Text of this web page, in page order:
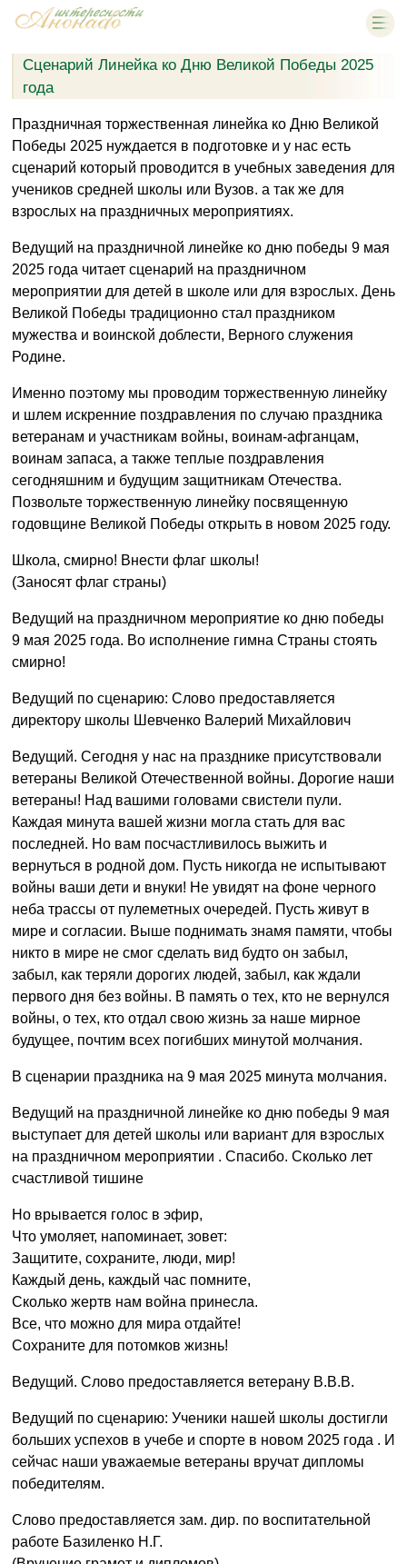
Сценарий Линейка ко Дню Великой Победы 2025
года
Праздничная торжественная линейка ко Дню Великой
Победы 2025 нуждается в подготовке и у нас есть
сценарий который проводится в учебных заведения для
учеников средней школы или Вузов. а так же для
взрослых на праздничных мероприятиях.
Ведущий на праздничной линейке ко дню победы 9 мая
2025 года читает сценарий на праздничном
мероприятии для детей в школе или для взрослых. День
Великой Победы традиционно стал праздником
мужества и воинской доблести, Верного служения
Родине.
Именно поэтому мы проводим торжественную линейку
и шлем искренние поздравления по случаю праздника
ветеранам и участникам войны, воинам-афганцам,
воинам запаса, а также теплые поздравления
сегодняшним и будущим защитникам Отечества.
Позвольте торжественную линейку посвященную
годовщине Великой Победы открыть в новом 2025 году.
Школа, смирно! Внести флаг школы!
(Заносят флаг страны)
Ведущий на праздничном мероприятие ко дню победы
9 мая 2025 года. Во исполнение гимна Страны стоять
смирно!
Ведущий по сценарию: Слово предоставляется
директору школы Шевченко Валерий Михайлович
Ведущий. Сегодня у нас на празднике присутствовали
ветераны Великой Отечественной войны. Дорогие наши
ветераны! Над вашими головами свистели пули.
Каждая минута вашей жизни могла стать для вас
последней. Но вам посчастливилось выжить и
вернуться в родной дом. Пусть никогда не испытывают
войны ваши дети и внуки! Не увидят на фоне черного
неба трассы от пулеметных очередей. Пусть живут в
мире и согласии. Выше поднимать знамя памяти, чтобы
никто в мире не смог сделать вид будто он забыл,
забыл, как теряли дорогих людей, забыл, как ждали
первого дня без войны. В память о тех, кто не вернулся
войны, о тех, кто отдал свою жизнь за наше мирное
будущее, почтим всех погибших минутой молчания.
В сценарии праздника на 9 мая 2025 минута молчания.
Ведущий на праздничной линейке ко дню победы 9 мая
выступает для детей школы или вариант для взрослых
на праздничном мероприятии . Спасибо. Сколько лет
счастливой тишине
Но врывается голос в эфир,
Что умоляет, напоминает, зовет:
Защитите, сохраните, люди, мир!
Каждый день, каждый час помните,
Сколько жертв нам война принесла.
Все, что можно для мира отдайте!
Сохраните для потомков жизнь!
Ведущий. Слово предоставляется ветерану В.В.В.
Ведущий по сценарию: Ученики нашей школы достигли
больших успехов в учебе и спорте в новом 2025 года . И
сейчас наши уважаемые ветераны вручат дипломы
победителям.
Слово предоставляется зам. дир. по воспитательной
работе Базиленко Н.Г.